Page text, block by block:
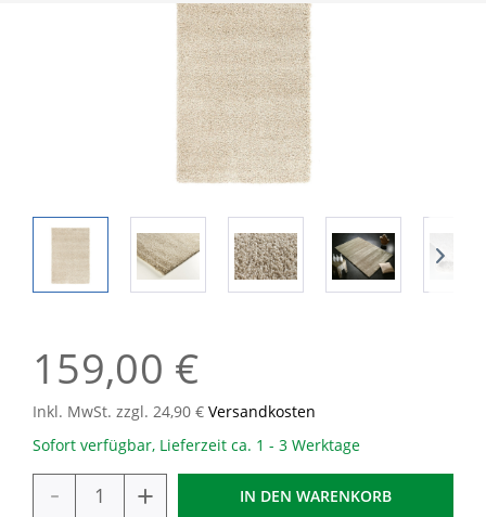
159,00 €
Inkl. MwSt. zzgl. 24,90 € Versandkosten
Sofort verfügbar, Lieferzeit ca. 1 - 3 Werktage
- + IN DEN WARENKORB